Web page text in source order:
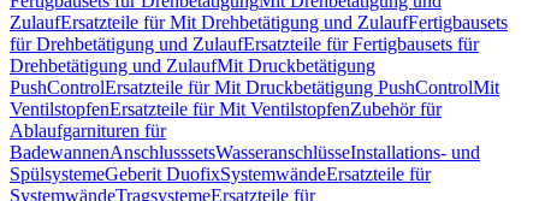
ZulaufErsatzteile für Mit Drehbetätigung und ZulaufFertigbausets
für Drehbetätigung und ZulaufErsatzteile für Fertigbausets für
Drehbetätigung und ZulaufMit Druckbetätigung
PushControlErsatzteile für Mit Druckbetätigung PushControlMit
VentilstopfenErsatzteile für Mit VentilstopfenZubehör für
Ablaufgarnituren für
BadewannenAnschlusssetsWasseranschlüsseInstallations- und
SpülsystemeGeberit DuofixSystemwändeErsatzteile für
SystemwändeTragsystemeErsatzteile für